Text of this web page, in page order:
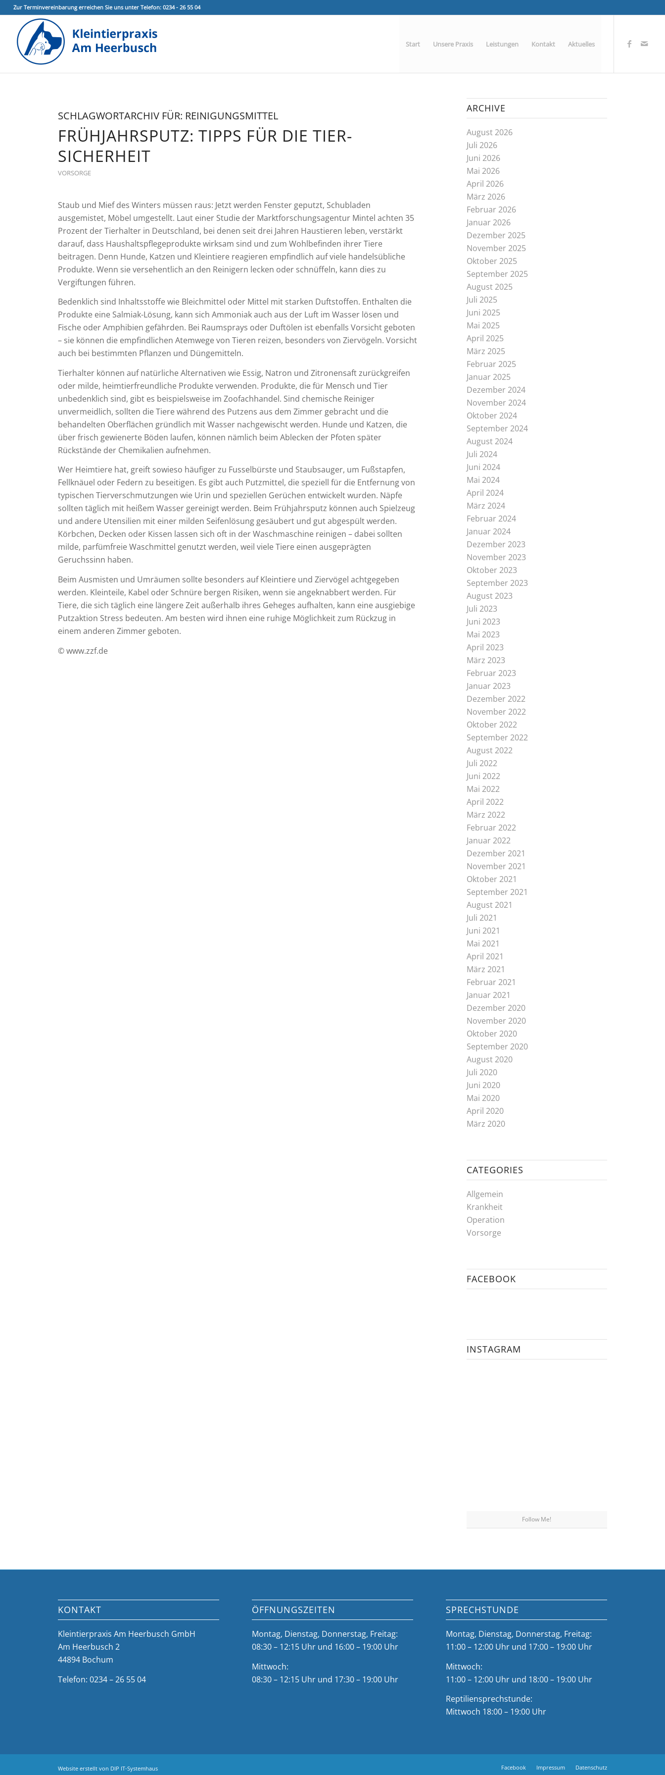
Zur Terminvereinbarung erreichen Sie uns unter Telefon: 0234 - 26 55 04
Start Unsere Praxis Leistungen Kontakt Aktuelles
SCHLAGWORTARCHIV FÜR: REINIGUNGSMITTEL
FRÜHJAHRSPUTZ: TIPPS FÜR DIE TIER-
SICHERHEIT
VORSORGE
Staub und Mief des Winters müssen raus: Jetzt werden Fenster geputzt, Schubladen
ausgemistet, Möbel umgestellt. Laut einer Studie der Marktforschungsagentur Mintel achten 35
Prozent der Tierhalter in Deutschland, bei denen seit drei Jahren Haustieren leben, verstärkt
darauf, dass Haushaltspflegeprodukte wirksam sind und zum Wohlbefinden ihrer Tiere
beitragen. Denn Hunde, Katzen und Kleintiere reagieren empfindlich auf viele handelsübliche
Produkte. Wenn sie versehentlich an den Reinigern lecken oder schnüffeln, kann dies zu
Vergiftungen führen.
Bedenklich sind Inhaltsstoffe wie Bleichmittel oder Mittel mit starken Duftstoffen. Enthalten die
Produkte eine Salmiak-Lösung, kann sich Ammoniak auch aus der Luft im Wasser lösen und
Fische oder Amphibien gefährden. Bei Raumsprays oder Duftölen ist ebenfalls Vorsicht geboten
– sie können die empfindlichen Atemwege von Tieren reizen, besonders von Ziervögeln. Vorsicht
auch bei bestimmten Pflanzen und Düngemitteln.
Tierhalter können auf natürliche Alternativen wie Essig, Natron und Zitronensaft zurückgreifen
oder milde, heimtierfreundliche Produkte verwenden. Produkte, die für Mensch und Tier
unbedenklich sind, gibt es beispielsweise im Zoofachhandel. Sind chemische Reiniger
unvermeidlich, sollten die Tiere während des Putzens aus dem Zimmer gebracht und die
behandelten Oberflächen gründlich mit Wasser nachgewischt werden. Hunde und Katzen, die
über frisch gewienerte Böden laufen, können nämlich beim Ablecken der Pfoten später
Rückstände der Chemikalien aufnehmen.
Wer Heimtiere hat, greift sowieso häufiger zu Fusselbürste und Staubsauger, um Fußstapfen,
Fellknäuel oder Federn zu beseitigen. Es gibt auch Putzmittel, die speziell für die Entfernung von
typischen Tierverschmutzungen wie Urin und speziellen Gerüchen entwickelt wurden. Näpfe
sollten täglich mit heißem Wasser gereinigt werden. Beim Frühjahrsputz können auch Spielzeug
und andere Utensilien mit einer milden Seifenlösung gesäubert und gut abgespült werden.
Körbchen, Decken oder Kissen lassen sich oft in der Waschmaschine reinigen – dabei sollten
milde, parfümfreie Waschmittel genutzt werden, weil viele Tiere einen ausgeprägten
Geruchssinn haben.
Beim Ausmisten und Umräumen sollte besonders auf Kleintiere und Ziervögel achtgegeben
werden. Kleinteile, Kabel oder Schnüre bergen Risiken, wenn sie angeknabbert werden. Für
Tiere, die sich täglich eine längere Zeit außerhalb ihres Geheges aufhalten, kann eine ausgiebige
Putzaktion Stress bedeuten. Am besten wird ihnen eine ruhige Möglichkeit zum Rückzug in
einem anderen Zimmer geboten.
© www.zzf.de
ARCHIVE
August 2026
Juli 2026
Juni 2026
Mai 2026
April 2026
März 2026
Februar 2026
Januar 2026
Dezember 2025
November 2025
Oktober 2025
September 2025
August 2025
Juli 2025
Juni 2025
Mai 2025
April 2025
März 2025
Februar 2025
Januar 2025
Dezember 2024
November 2024
Oktober 2024
September 2024
August 2024
Juli 2024
Juni 2024
Mai 2024
April 2024
März 2024
Februar 2024
Januar 2024
Dezember 2023
November 2023
Oktober 2023
September 2023
August 2023
Juli 2023
Juni 2023
Mai 2023
April 2023
März 2023
Februar 2023
Januar 2023
Dezember 2022
November 2022
Oktober 2022
September 2022
August 2022
Juli 2022
Juni 2022
Mai 2022
April 2022
März 2022
Februar 2022
Januar 2022
Dezember 2021
November 2021
Oktober 2021
September 2021
August 2021
Juli 2021
Juni 2021
Mai 2021
April 2021
März 2021
Februar 2021
Januar 2021
Dezember 2020
November 2020
Oktober 2020
September 2020
August 2020
Juli 2020
Juni 2020
Mai 2020
April 2020
März 2020
CATEGORIES
Allgemein
Krankheit
Operation
Vorsorge
FACEBOOK
INSTAGRAM
Follow Me!
KONTAKT
Kleintierpraxis Am Heerbusch GmbH
Am Heerbusch 2
44894 Bochum
Telefon: 0234 – 26 55 04
ÖFFNUNGSZEITEN
Montag, Dienstag, Donnerstag, Freitag:
08:30 – 12:15 Uhr und 16:00 – 19:00 Uhr
Mittwoch:
08:30 – 12:15 Uhr und 17:30 – 19:00 Uhr
SPRECHSTUNDE
Montag, Dienstag, Donnerstag, Freitag:
11:00 – 12:00 Uhr und 17:00 – 19:00 Uhr
Mittwoch:
11:00 – 12:00 Uhr und 18:00 – 19:00 Uhr
Reptiliensprechstunde:
Mittwoch 18:00 – 19:00 Uhr
Website erstellt von DIP IT-Systemhaus Facebook Impressum Datenschutz